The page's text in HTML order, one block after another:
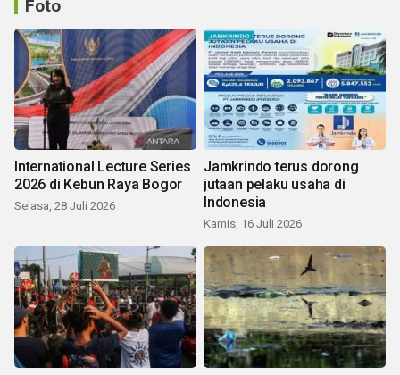
Foto
International Lecture Series
2026 di Kebun Raya Bogor
Selasa, 28 Juli 2026
Jamkrindo terus dorong
jutaan pelaku usaha di
Indonesia
Kamis, 16 Juli 2026